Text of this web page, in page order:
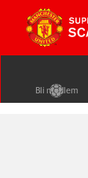
Bli medlem